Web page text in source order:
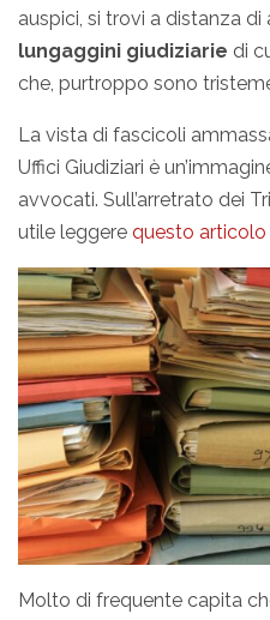
auspici, si trovi a distanza di
lungaggini giudiziarie di
che, purtroppo sono
La vista di fascicoli
Uffici Giudiziari è
avvocati. Sull’arretrato dei
utile leggere questo articolo
Molto di frequente capita